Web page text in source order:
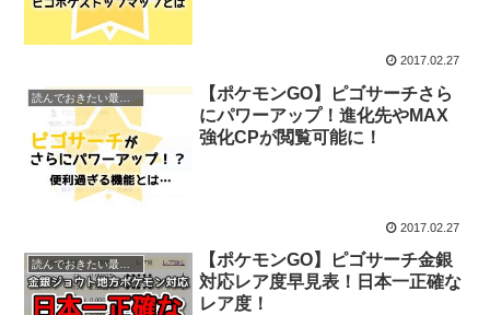
2017.02.27
読んでおきたい最新情報
【ポケモンGO】ピゴサーチさら
にパワーアップ！進化先やMAX
強化CPが閲覧可能に！
2017.02.27
読んでおきたい最新情報
【ポケモンGO】ピゴサーチ金銀
対応レア度早見表！日本一正確な
レア度！